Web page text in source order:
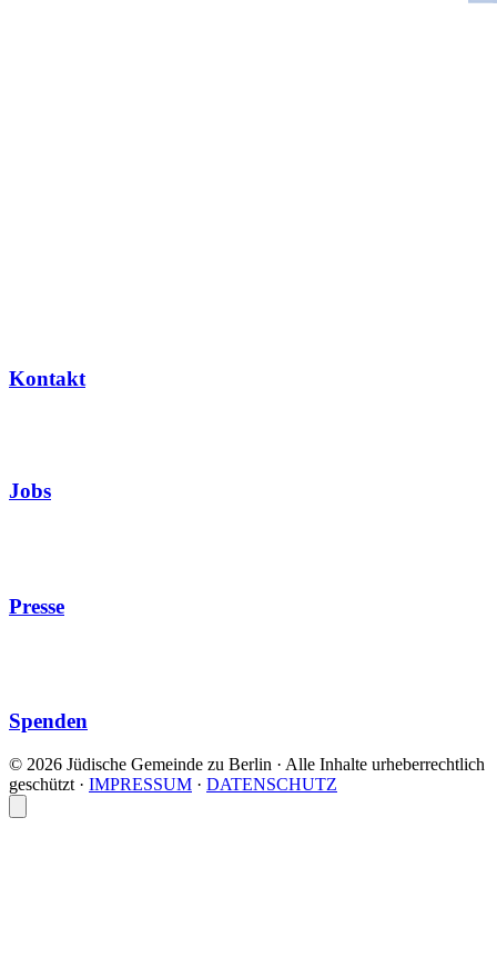
Kontakt
Jobs
Presse
Spenden
© 2026 Jüdische Gemeinde zu Berlin · Alle Inhalte urheberrechtlich
geschützt · IMPRESSUM · DATENSCHUTZ